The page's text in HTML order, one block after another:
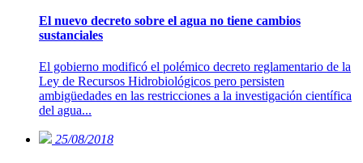
El nuevo decreto sobre el agua no tiene cambios
sustanciales
El gobierno modificó el polémico decreto reglamentario de la
Ley de Recursos Hidrobiológicos pero persisten
ambigüedades en las restricciones a la investigación científica
del agua...
25/08/2018